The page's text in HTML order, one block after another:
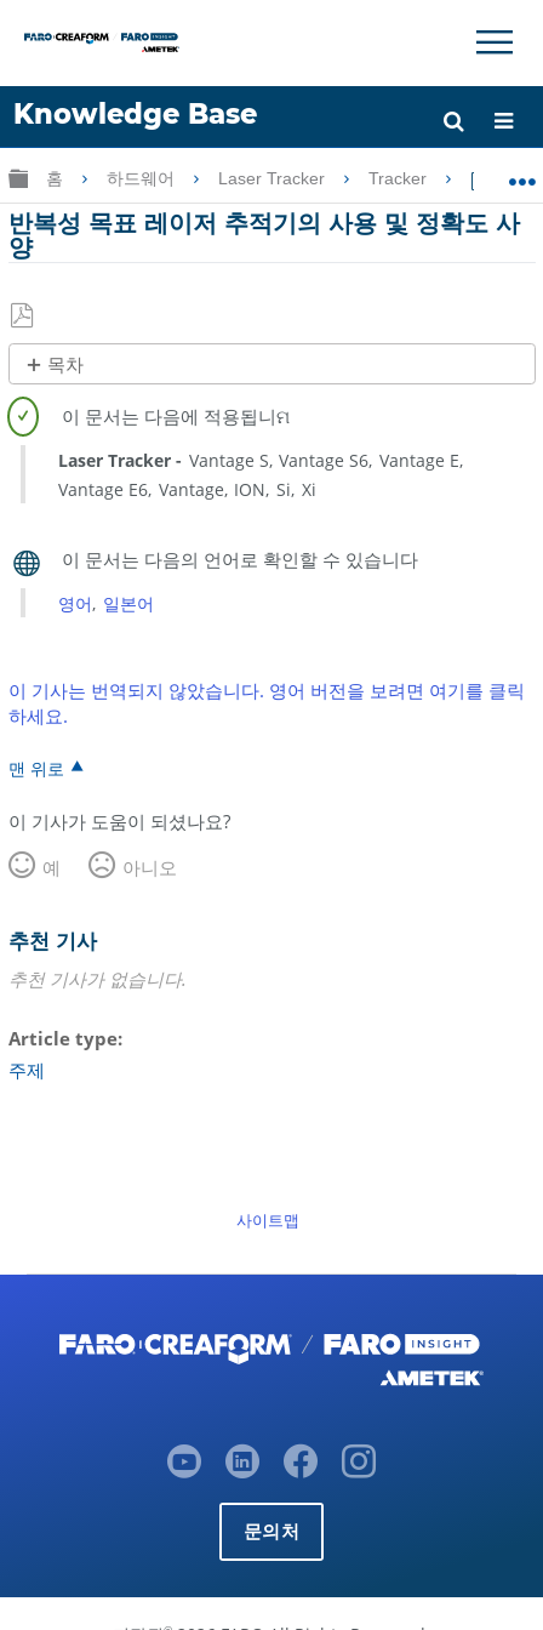
Knowledge Base
언어
도움 받기 로그인
×
글로벌 계층 확장/축소
홈 하드웨어 Laser Tracker Tracker 반복
반복성 목표 레이저 추적기의 사용 및 정확도 사
양
PDF
로
저
장
목차
제
목
없
Laser Tracker Vantage S Vantage S6 Vantage E
Vantage E6 Vantage ION Si Xi
영어 일본어
이 기사는 번역되지 않았습니다. 영어 버전을 보려면 여기를 클릭
하세요.
맨 위로
이 기사가 도움이 되셨나요?
예
아니오
추천 기사
추천 기사가 없습니다.
Article type
주제
사이트맵
문의처